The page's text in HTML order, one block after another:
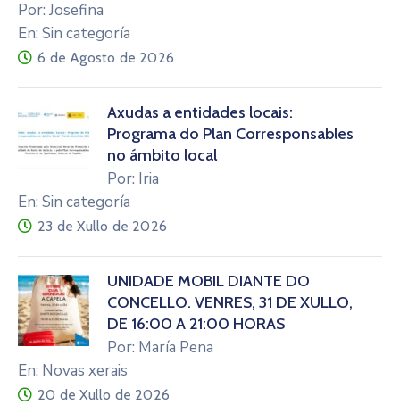
Por: Josefina
En: Sin categoría
6 de Agosto de 2026
Axudas a entidades locais:
Programa do Plan Corresponsables
no ámbito local
Por: Iria
En: Sin categoría
23 de Xullo de 2026
UNIDADE MÓBIL DIANTE DO
CONCELLO. VENRES, 31 DE XULLO,
DE 16:00 A 21:00 HORAS
Por: María Pena
En: Novas xerais
20 de Xullo de 2026